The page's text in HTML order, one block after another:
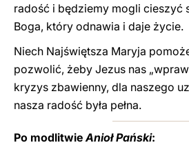
radość i będziemy mogli cieszyć
Boga, który odnawia i daje życie.
Niech Najświętsza Maryja
pozwolić, żeby Jezus nas
kryzys zbawienny, dla naszego
nasza radość była pełna.
Po modlitwieAnioł Pański: